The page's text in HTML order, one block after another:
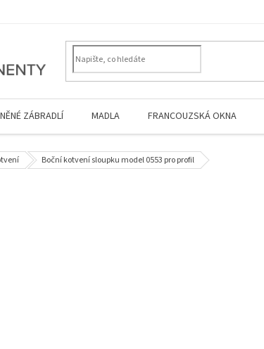
ZÁBRADLÍ MADLA FRANCOUZSKÁ OKNA
Boční kotvení sloupku model 0553 pro profil